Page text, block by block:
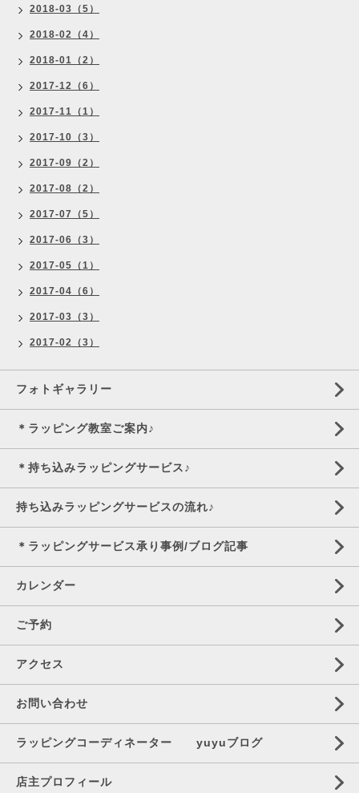
2018-03（5）
2018-02（4）
2018-01（2）
2017-12（6）
2017-11（1）
2017-10（3）
2017-09（2）
2017-08（2）
2017-07（5）
2017-06（3）
2017-05（1）
2017-04（6）
2017-03（3）
2017-02（3）
フォトギャラリー
＊ラッピング教室ご案内♪
＊持ち込みラッピングサービス♪
持ち込みラッピングサービスの流れ♪
＊ラッピングサービス承り事例/ブログ記事
カレンダー
ご予約
アクセス
お問い合わせ
ラッピングコーディネーター yuyuブログ
店主プロフィール